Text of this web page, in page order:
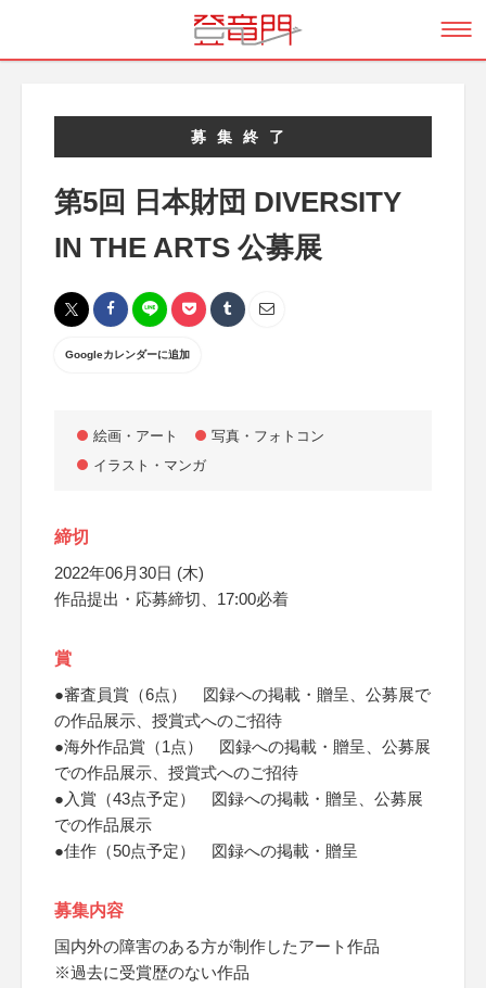
募集終了
第5回 日本財団 DIVERSITY
IN THE ARTS 公募展
Googleカレンダーに追加
絵画・アート
写真・フォトコン
イラスト・マンガ
締切
2022年06月30日 (木)
作品提出・応募締切、17:00必着
賞
●審査員賞（6点） 図録への掲載・贈呈、公募展で
の作品展示、授賞式へのご招待
●海外作品賞（1点） 図録への掲載・贈呈、公募展
での作品展示、授賞式へのご招待
●入賞（43点予定） 図録への掲載・贈呈、公募展
での作品展示
●佳作（50点予定） 図録への掲載・贈呈
募集内容
国内外の障害のある方が制作したアート作品
※過去に受賞歴のない作品